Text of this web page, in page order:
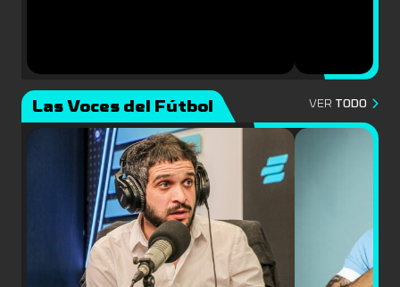
Las Voces del Fútbol VER TODO